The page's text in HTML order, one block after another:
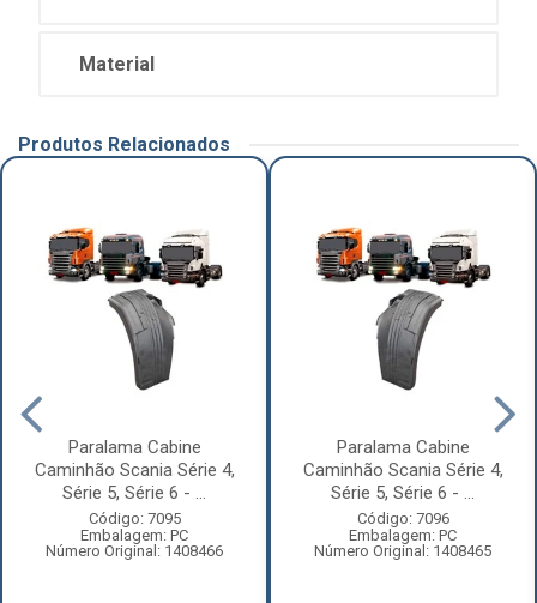
Material
Produtos Relacionados
Paralama Cabine
Caminhão Scania Série 4,
Série 5, Série 6 - ...
Código: 7095
Embalagem: PC
Número Original: 1408466
Paralama Cabine
Caminhão Scania Série 4,
Série 5, Série 6 - ...
Código: 7096
Embalagem: PC
Número Original: 1408465